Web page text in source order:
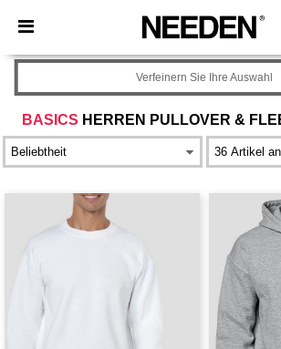
× Needen App
Bessere Preise in der App!
BASICS HERREN PULLOVER &
Verfeinern Sie Ihre Auswahl